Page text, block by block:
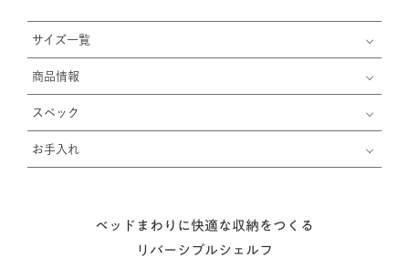
サイズ一覧
商品情報
スペック
お手入れ
ベッドまわりに快適な収納をつくる
リバーシブルシェルフ